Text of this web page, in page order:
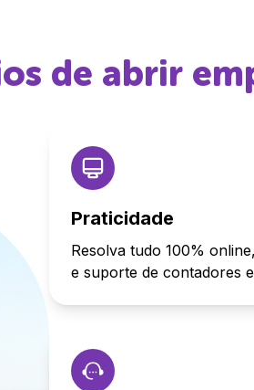
de abrir
Praticidade
Resolva tudo 100%
e suporte de contadores